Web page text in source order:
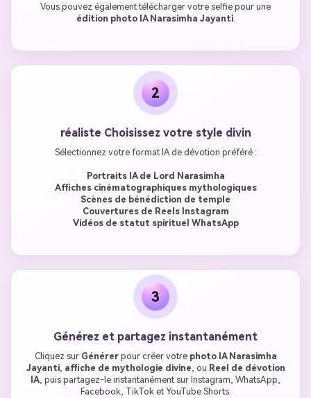
Vous pouvez également télécharger votre selfie pour une
édition photo IA Narasimha Jayanti.
2
réaliste Choisissez votre style divin
Sélectionnez votre format IA de dévotion préféré :
Portraits IA de Lord Narasimha
Affiches cinématographiques mythologiques
Scènes de bénédiction de temple
Couvertures de Reels Instagram
Vidéos de statut spirituel WhatsApp
3
Générez et partagez instantanément
Cliquez sur Générerpour créer votre photo IA Narasimha
Jayanti, affiche de mythologie divine, ou Reel de dévotion
IA, puis partagez-le instantanément sur Instagram, WhatsApp,
Facebook, TikTok et YouTube Shorts.